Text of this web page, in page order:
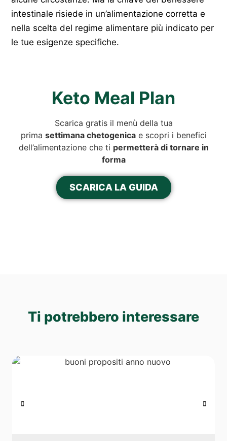
intestinale risiede in un’alimentazione corretta e
nella scelta del regime alimentare più indicato per
le tue esigenze specifiche.
Keto Meal Plan
Scarica gratis il menù della tua
prima settimana chetogenicae scopri i benefici
dell’alimentazione che ti permetterà di tornare in
forma
SCARICA LA GUIDA
Ti potrebbero interessare